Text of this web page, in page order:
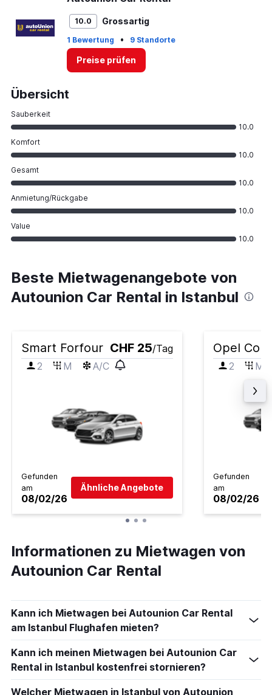
10.0 Grossartig
1 Bewertung • 9 Standorte
Preise prüfen
Übersicht
Sauberkeit
10.0
Komfort
10.0
Gesamt
10.0
Anmietung/Rückgabe
10.0
Value
10.0
Beste Mietwagenangebote von
Autounion Car Rental in Istanbul
Smart Forfour CHF 25/Tag
2
M A/C
Gefunden
am
08/02/26
Ähnliche Angebote
Opel
2 M
Gefunden
am
08/02/26
Informationen zu Mietwagen von
Autounion Car Rental
Kann ich Mietwagen bei Autounion Car Rental
am Istanbul Flughafen mieten?
Kann ich meinen Mietwagen bei Autounion Car
Rental in Istanbul kostenfrei stornieren?
Welcher Mietwagen in Istanbul von Autounion